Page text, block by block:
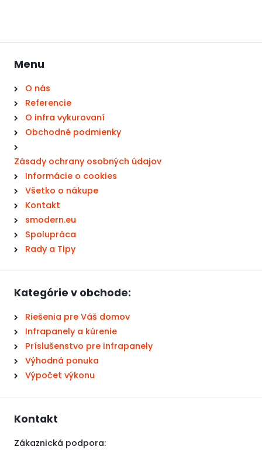
Menu
O nás
Referencie
O infra vykurovaní
Obchodné podmienky
Zásady ochrany osobných údajov
Informácie o cookies
Všetko o nákupe
Kontakt
smodern.eu
Spolupráca
Rady a Tipy
Kategórie v obchode:
Riešenia pre Váš domov
Infrapanely a kúrenie
Príslušenstvo pre infrapanely
Výhodná ponuka
Výpočet výkonu
Kontakt
Zákaznická podpora: